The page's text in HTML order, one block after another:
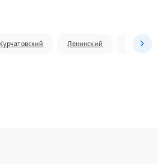
Курчатовский Ленинский